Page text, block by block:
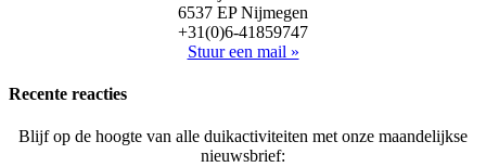
6537 EP Nijmegen
+31(0)6-41859747
Stuur een mail »
Recente reacties
Blijf op de hoogte van alle duikactiviteiten met onze maandelijkse
nieuwsbrief: